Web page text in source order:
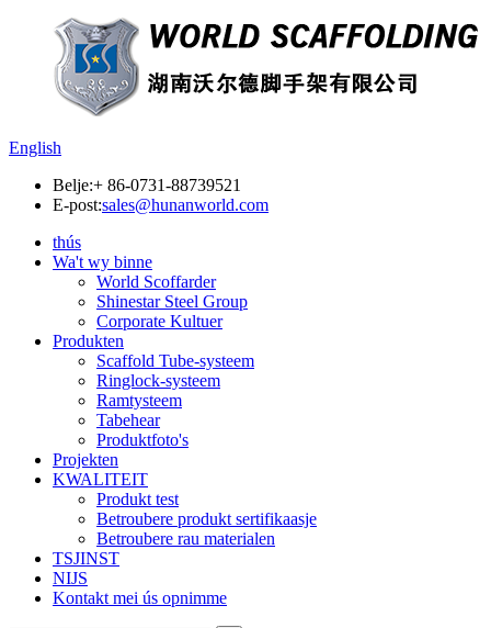
English
Belje:+ 86-0731-88739521
E-post:sales@hunanworld.com
thús
Wa't wy binne
World Scoffarder
Shinestar Steel Group
Corporate Kultuer
Produkten
Scaffold Tube-systeem
Ringlock-systeem
Ramtysteem
Tabehear
Produktfoto's
Projekten
KWALITEIT
Produkt test
Betroubere produkt sertifikaasje
Betroubere rau materialen
TSJINST
NIJS
Kontakt mei ús opnimme